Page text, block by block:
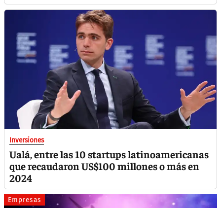
Inversiones
Ualá, entre las 10 startups latinoamericanas
que recaudaron US$100 millones o más en
2024
Empresas